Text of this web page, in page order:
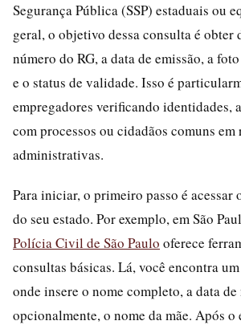
Segurança Pública (SSP) estaduais ou
geral, o objetivo dessa consulta é obter
número do RG, a data de emissão, a
e o status de validade. Isso é
empregadores verificando identidades,
com processos ou cidadãos comuns em
administrativas.
Para iniciar, o primeiro passo é acessar
do seu estado. Por exemplo, em São
Polícia Civil de São Paulo oferece
consultas básicas. Lá, você encontra
onde insere o nome completo, a data
opcionalmente, o nome da mãe. Após o